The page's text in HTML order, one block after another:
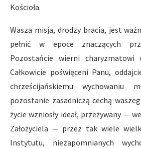
Kościoła.
Wasza misja, drodzy bracia, jest
pełnić w epoce znaczących
Pozostańcie wierni charyzmatowi
Całkowicie poświęceni Panu,
chrześcijańskiemu wychowaniu
pozostanie zasadniczą cechą
życie wzniosły ideał, przeżywany —
Założyciela — przez tak wiele
Instytutu, niezapomnianych